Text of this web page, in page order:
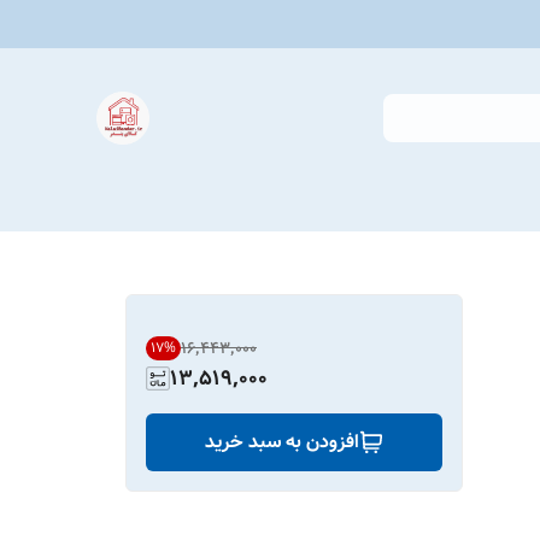
۱۶٬۴۴۳٬۰۰۰ 17%
13,519,000
افزودن به سبد خرید